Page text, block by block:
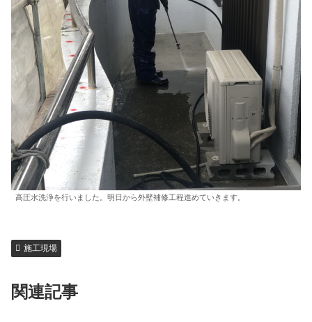
高圧水洗浄を行いました。明日から外壁補修工程進めていきます。
施工現場
関連記事